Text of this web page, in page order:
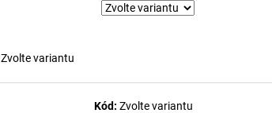
Zvolte variantu
Kód: Zvolte variantu